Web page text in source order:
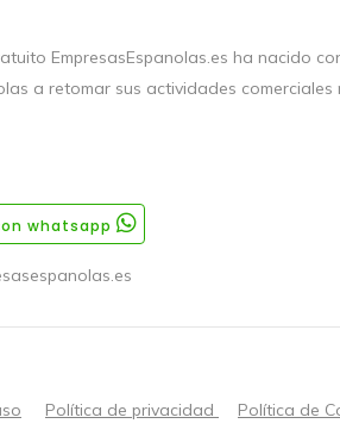
EmpresasEspanolas.es ha nacido
a retomar sus actividades
whatsapp
Política de privacidad Política de